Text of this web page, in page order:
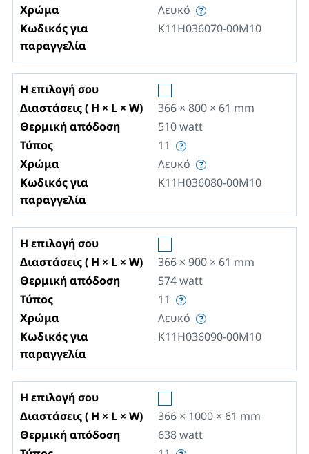
Χρώμα
Λευκό
Κωδικός για
παραγγελία
K11H036070-00M10
Η επιλογή σου
Διαστάσεις ( H × L × W)
366 × 800 × 61 mm
Θερμική απόδοση
510watt
Τύπος
11
Χρώμα
Λευκό
Κωδικός για
παραγγελία
K11H036080-00M10
Η επιλογή σου
Διαστάσεις ( H × L × W)
366 × 900 × 61 mm
Θερμική απόδοση
574watt
Τύπος
11
Χρώμα
Λευκό
Κωδικός για
παραγγελία
K11H036090-00M10
Η επιλογή σου
Διαστάσεις ( H × L × W)
366 × 1000 × 61 mm
Θερμική απόδοση
638watt